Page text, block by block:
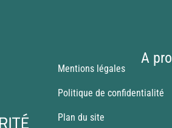
A
Mentions légales
Politique de confidentialité
Plan du site